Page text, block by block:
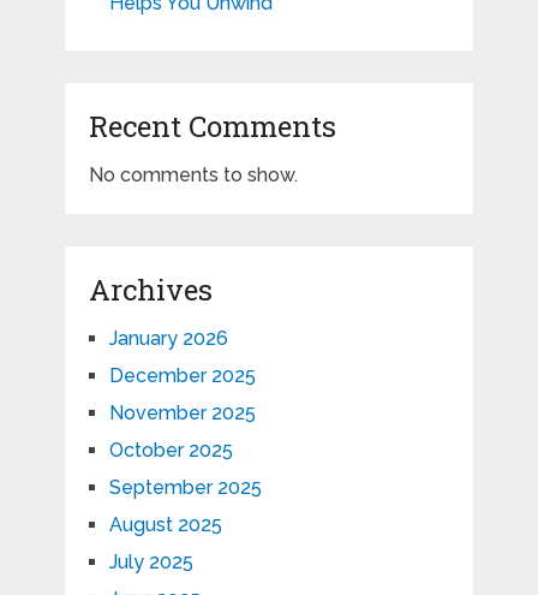
Recent Comments
No comments to show.
Archives
January 2026
December 2025
November 2025
October 2025
September 2025
August 2025
July 2025